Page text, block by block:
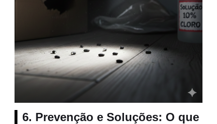
6. Prevenção e Soluções: O que